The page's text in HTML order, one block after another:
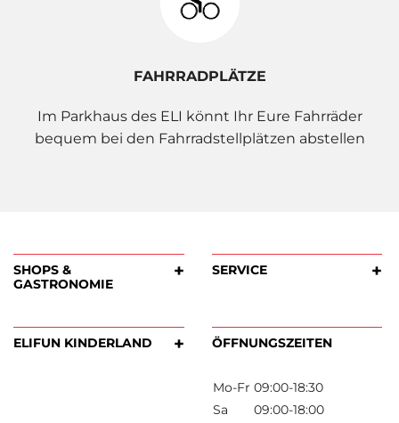
FAHRRADPLÄTZE
Im Parkhaus des ELI könnt Ihr Eure Fahrräder
bequem bei den Fahrradstellplätzen abstellen